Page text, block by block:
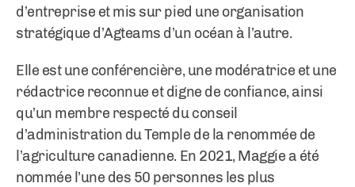
d’entreprise et mis sur pied une organisation
stratégique d’Agteams d’un océan à l’autre.
Elle est une conférencière, une modératrice et une
rédactrice reconnue et digne de confiance, ainsi
qu’un membre respecté du conseil
d’administration du Temple de la renommée de
l’agriculture canadienne. En 2021, Maggie a été
nommée l’une des 50 personnes les plus